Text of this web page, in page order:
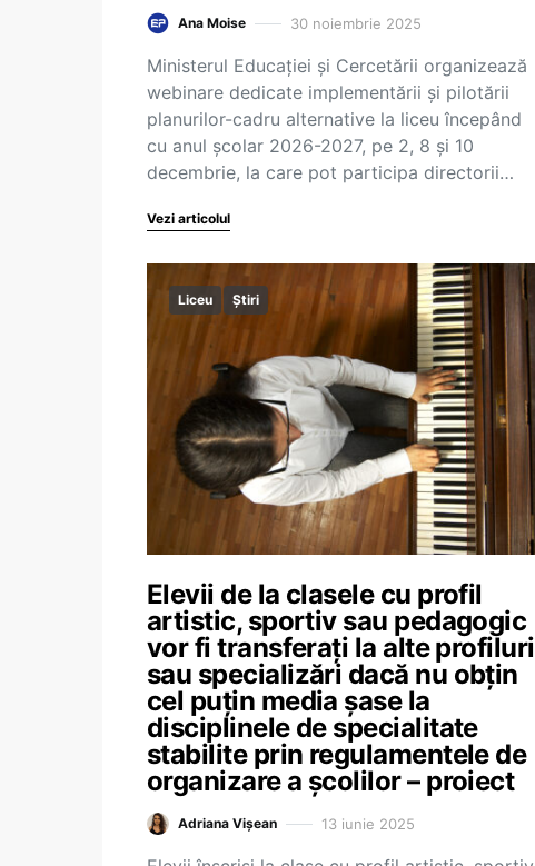
Ana Moise 30 noiembrie 2025
Ministerul Educației și Cercetării organizează
webinare dedicate implementării și pilotării
planurilor-cadru alternative la liceu începând
cu anul școlar 2026-2027, pe 2, 8 și 10
decembrie, la care pot participa directorii…
Vezi articolul
Liceu Știri
Elevii de la clasele cu profil
artistic, sportiv sau pedagogic
vor fi transferați la alte profiluri
sau specializări dacă nu obțin
cel puțin media șase la
disciplinele de specialitate
stabilite prin regulamentele de
organizare a școlilor – proiect
Adriana Vișean 13 iunie 2025